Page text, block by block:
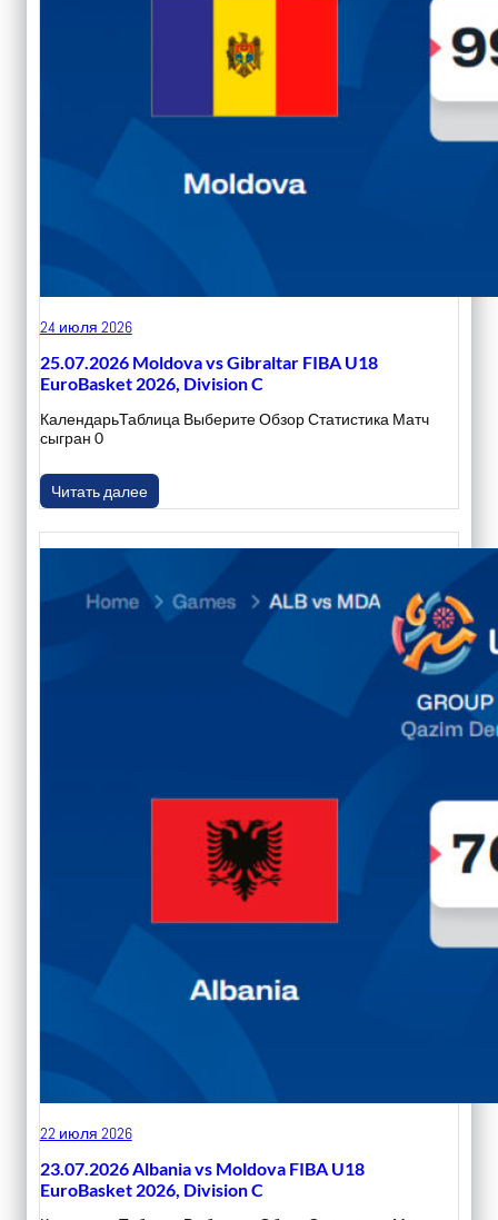
24 июля 2026
25.07.2026 Moldova vs Gibraltar FIBA U18
EuroBasket 2026, Division C
КалендарьТаблица Выберите Обзор Статистика Матч
сыгран 0
Читать далее
22 июля 2026
23.07.2026 Albania vs Moldova FIBA U18
EuroBasket 2026, Division C